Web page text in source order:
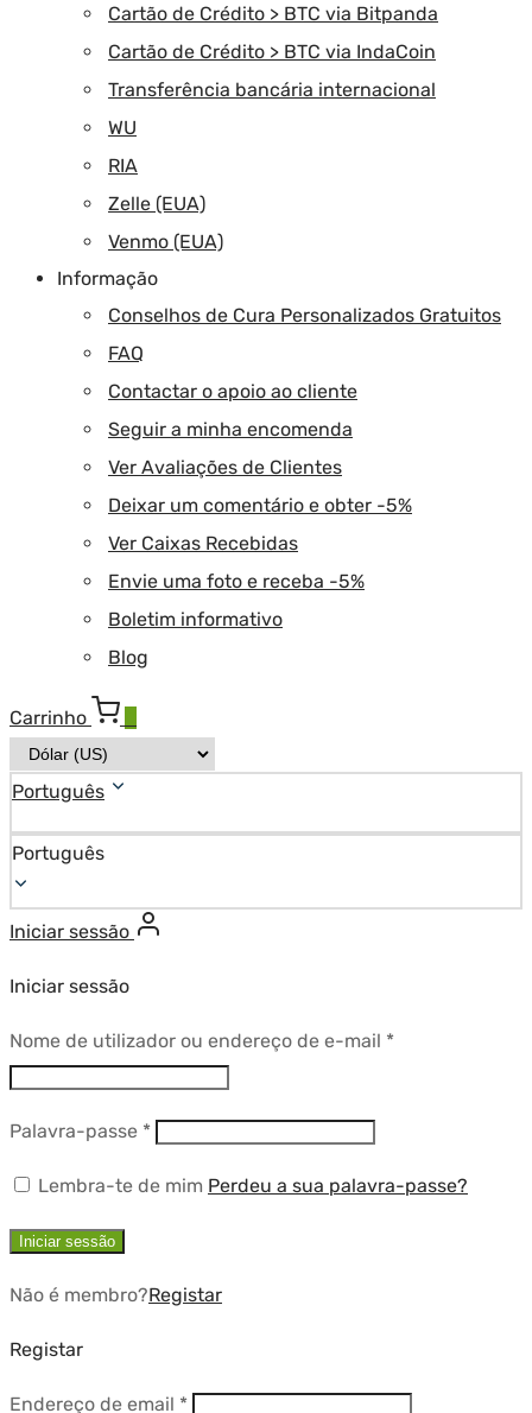
Cartão de Crédito > BTC via Bitpanda
Cartão de Crédito > BTC via IndaCoin
Transferência bancária internacional
WU
RIA
Zelle (EUA)
Venmo (EUA)
Informação
Conselhos de Cura Personalizados Gratuitos
FAQ
Contactar o apoio ao cliente
Seguir a minha encomenda
Ver Avaliações de Clientes
Deixar um comentário e obter -5%
Ver Caixas Recebidas
Envie uma foto e receba -5%
Boletim informativo
Blog
Carrinho
Português
Português
Iniciar sessão
Iniciar sessão
Nome de utilizador ou endereço de e-mail *Obrigatório
Palavra-passe *Obrigatório
Lembra-te de mim Perdeu a sua palavra-passe?
Iniciar sessão
Não é membro?Registar
Registar
Endereço de email *Obrigatório